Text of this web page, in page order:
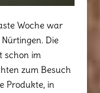
Woche war
Die
schon im
zum Besuch
Produkte, in